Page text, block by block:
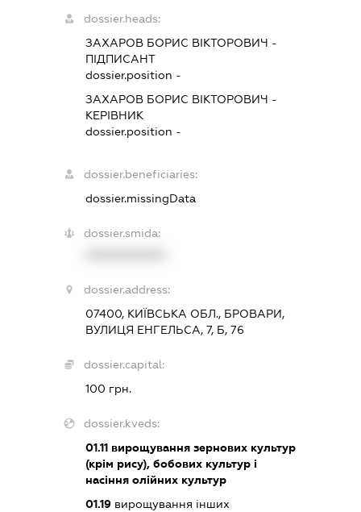
dossier.heads:
ЗАХАРОВ БОРИС ВІКТОРОВИЧ -
ПІДПИСАНТ
dossier.position -
ЗАХАРОВ БОРИС ВІКТОРОВИЧ -
КЕРІВНИК
dossier.position -
dossier.beneficiaries:
dossier.missingData
dossier.smida:
dossier.address:
07400, КИЇВСЬКА ОБЛ., БРОВАРИ,
ВУЛИЦЯ ЕНГЕЛЬСА, 7, Б, 76
dossier.capital:
100 грн.
dossier.kveds:
01.11 вирощування зернових культур
(крім рису), бобових культур і
насіння олійних культур
01.19 вирощування інших